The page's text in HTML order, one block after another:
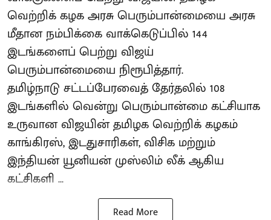
வெற்றிக் கழக அரசு பெரும்பான்மையை அரசு
மீதான நம்பிக்கை வாக்கெடுப்பில் 144
இடங்களைப் பெற்று விஜய்
பெரும்பான்மையை நிரூபித்தார்.
தமிழ்நாடு சட்டப்பேரவைத் தேர்தலில் 108
இடங்களில் வென்று பெரும்பான்மை கட்சியாக
உருவான விஜயின் தமிழக வெற்றிக் கழகம்
காங்கிரஸ், இடதுசாரிகள், விசிக மற்றும்
இந்தியன் யூனியன் முஸ்லிம் லீக் ஆகிய
கட்சிகளி ...
Read More